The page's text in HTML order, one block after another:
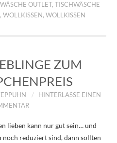
OUTLET,TISCHWÄSCHE
,WOLLKISSEN ,WOLLKISSEN
ZUM
HINTERLASSE EINEN
lieben kann nur gut sein… und
reduziert sind, dann sollten